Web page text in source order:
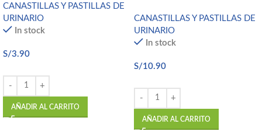
CANASTILLAS Y PASTILLAS DE
URINARIO
In stock
S/3.90
AÑADIR AL CARRITO
CANASTILLAS Y PASTILLAS DE
URINARIO
In stock
S/10.90
AÑADIR AL CARRITO